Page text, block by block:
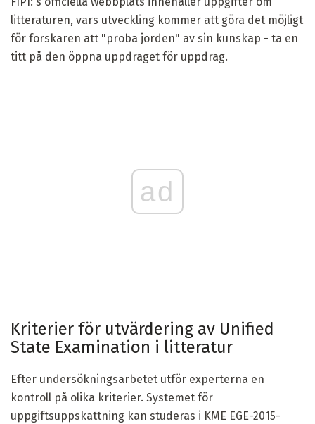
litteraturen, vars utveckling kommer att göra det möjligt
för forskaren att "proba jorden" av sin kunskap - ta en
titt på den öppna uppdraget för uppdrag.
ad
Kriterier för utvärdering av Unified
State Examination i litteratur
Efter undersökningsarbetet utför experterna en
kontroll på olika kriterier. Systemet för
uppgiftsuppskattning kan studeras i KME EGE-2015-